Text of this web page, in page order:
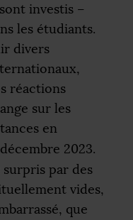
investis –
les étudiants.
divers
réactions
sur les
en
2023.
par des
vides,
que